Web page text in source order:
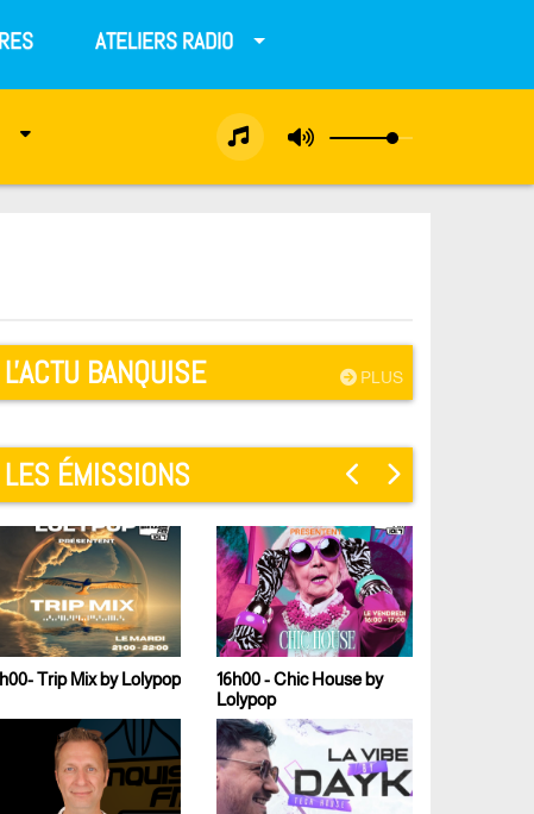
ATELIERS RADIO
PLUS
L'ACTU BANQUISE
LES ÉMISSIONS
Trip Mix by Lolypop
16h00 - Chic House by
Lolypop